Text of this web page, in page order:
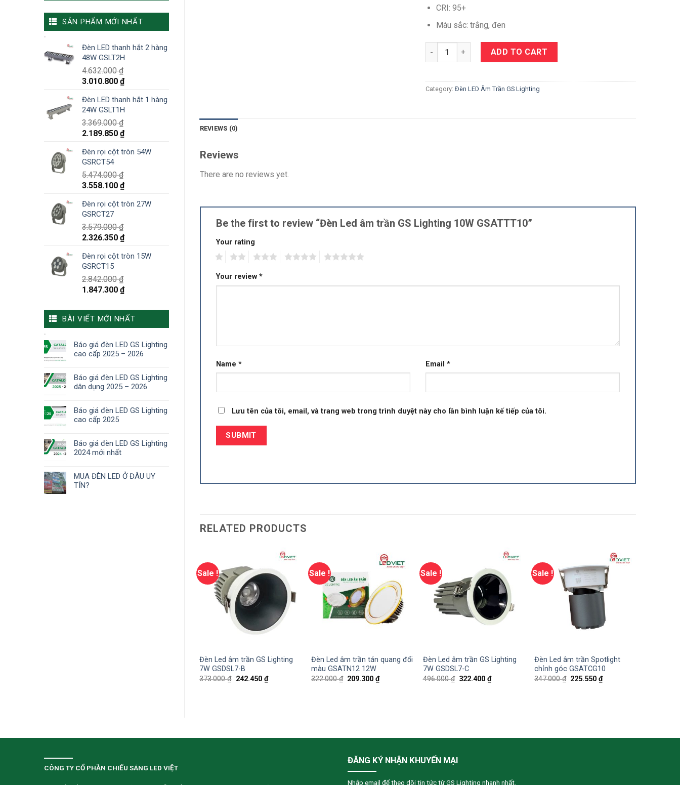
CRI: 95+
Màu sắc: trắng, đen
Quantity ADD TO CART
Category: Đèn LED Âm Trần GS Lighting
REVIEWS (0)
Reviews
There are no reviews yet.
Be the first to review “Đèn Led âm trần GS Lighting 10W GSATTT10”
Your rating
Your review *
Name * Email *
Lưu tên của tôi, email, và trang web trong trình duyệt này cho lần bình luận kế tiếp của tôi.
RELATED PRODUCTS
Sale !
Đèn Led âm trần GS Lighting
7W GSDSL7-B
373.000₫ 242.450 ₫
Sale !
Đèn Led âm trần tán quang đổi
màu GSATN12 12W
322.000₫ 209.300₫
Sale !
Đèn Led âm trần GS Lighting
7W GSDSL7-C
496.000₫ 322.400 ₫
Sale !
Đèn Led âm trần Spotlight
chỉnh góc GSATCG10
347.000₫ 225.550₫
SẢN PHẨM MỚI NHẤT
Đèn LED thanh hắt 2 hàng
48W GSLT2H
4.632.000₫
3.010.800 ₫
Đèn LED thanh hắt 1 hàng
24W GSLT1H
3.369.000₫
2.189.850 ₫
Đèn rọi cột tròn 54W
GSRCT54
5.474.000₫
3.558.100 ₫
Đèn rọi cột tròn 27W
GSRCT27
3.579.000₫
2.326.350 ₫
Đèn rọi cột tròn 15W
GSRCT15
2.842.000₫
1.847.300 ₫
BÀI VIẾT MỚI NHẤT
Báo giá đèn LED GS Lighting
cao cấp 2025 – 2026
Báo giá đèn LED GS Lighting
dân dụng 2025 – 2026
Báo giá đèn LED GS Lighting
cao cấp 2025
Báo giá đèn LED GS Lighting
2024 mới nhất
MUA ĐÈN LED Ở ĐÂU UY
TÍN?
CÔNG TY CỔ PHẦN CHIẾU SÁNG LED VIỆT
ĐĂNG KÝ NHẬN KHUYẾN MẠI
Nhập email để theo dõi tin tức từ GS Lighting nhanh nhất.